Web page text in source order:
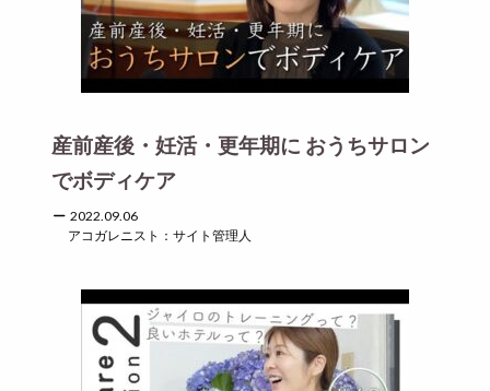
産前産後・妊活・更年期に おうちサロン
でボディケア
2022.09.06
アコガレニスト：サイト管理人